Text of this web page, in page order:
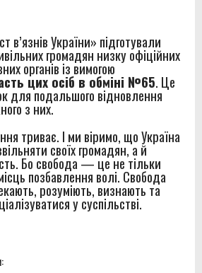
в’язнів України» підготували
громадян низку офіційних
органів із вимогою
цих осіб в обміні №65. Це
для подальшого відновлення
з них.
триває. І ми віримо, що Україна
своїх громадян, а й
Бо свобода — це не тільки
позбавлення волі. Свобода
розуміють, визнають та
у суспільстві.